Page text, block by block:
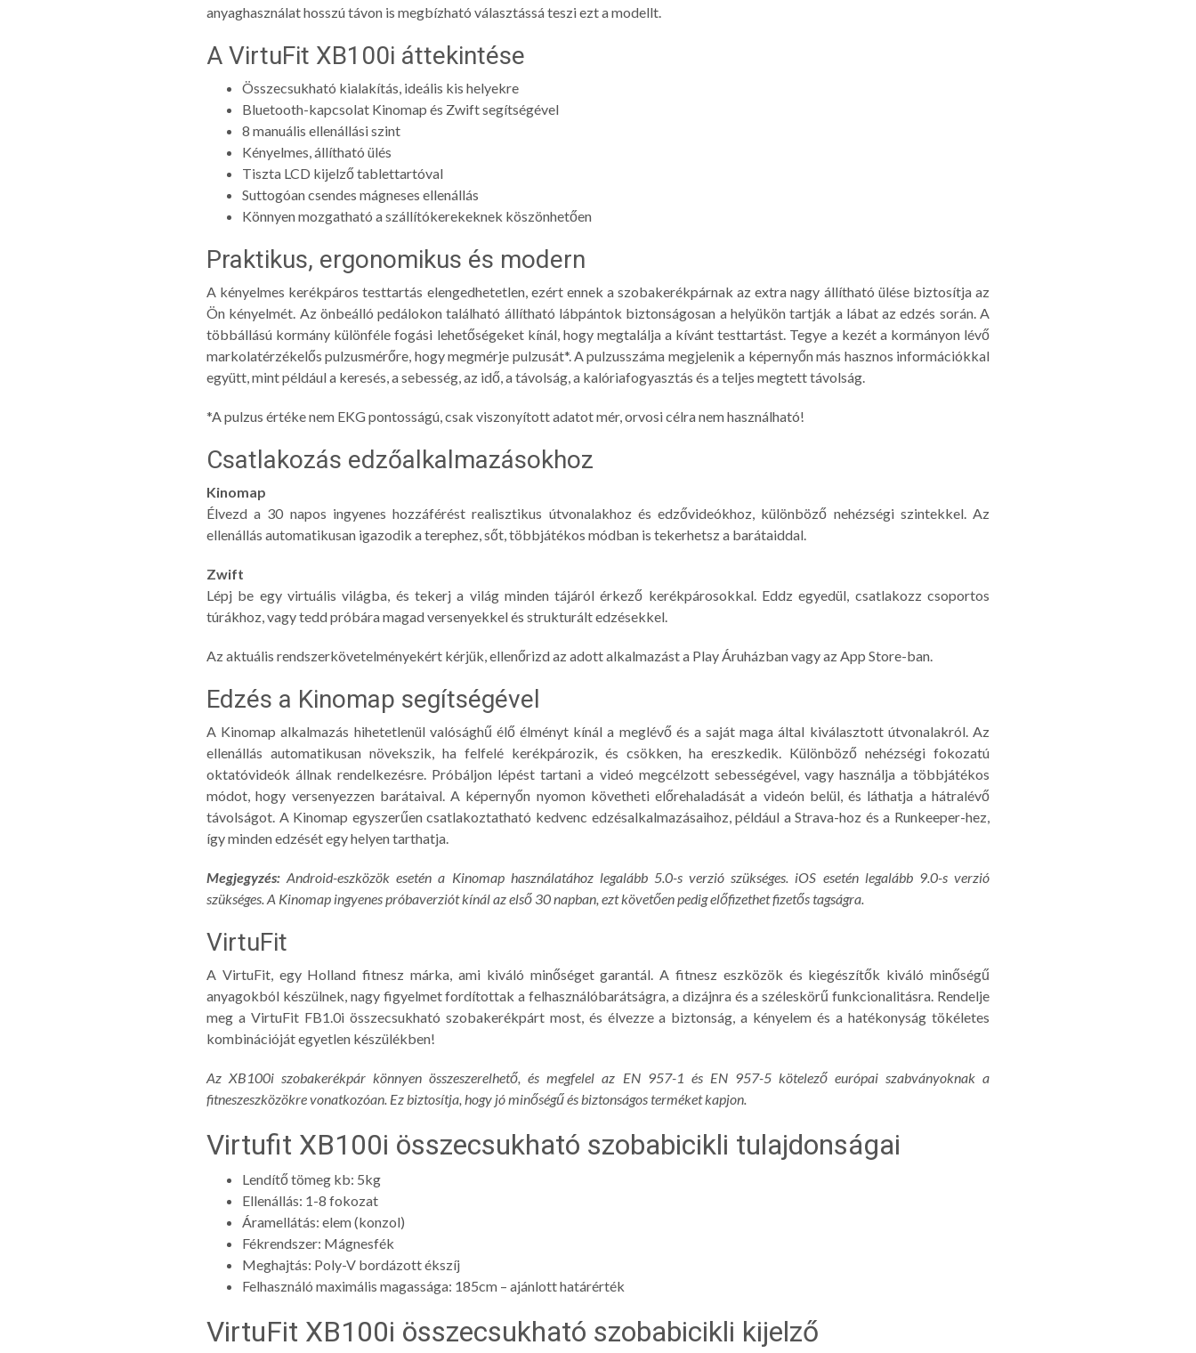
anyaghasználat hosszú távon is megbízható választássá teszi ezt a modellt.
A VirtuFit XB100i áttekintése
Összecsukható kialakítás, ideális kis helyekre
Bluetooth-kapcsolat Kinomap és Zwift segítségével
8 manuális ellenállási szint
Kényelmes, állítható ülés
Tiszta LCD kijelző tablettartóval
Suttogóan csendes mágneses ellenállás
Könnyen mozgatható a szállítókerekeknek köszönhetően
Praktikus, ergonomikus és modern
A kényelmes kerékpáros testtartás elengedhetetlen, ezért ennek a szobakerékpárnak az extra nagy állítható ülése biztosítja az
Ön kényelmét. Az önbeálló pedálokon található állítható lábpántok biztonságosan a helyükön tartják a lábat az edzés során. A
többállású kormány különféle fogási lehetőségeket kínál, hogy megtalálja a kívánt testtartást. Tegye a kezét a kormányon lévő
markolatérzékelős pulzusmérőre, hogy megmérje pulzusát*. A pulzusszáma megjelenik a képernyőn más hasznos információkkal
együtt, mint például a keresés, a sebesség, az idő, a távolság, a kalóriafogyasztás és a teljes megtett távolság.
*A pulzus értéke nem EKG pontosságú, csak viszonyított adatot mér, orvosi célra nem használható!
Csatlakozás edzőalkalmazásokhoz
Kinomap
Élvezd a 30 napos ingyenes hozzáférést realisztikus útvonalakhoz és edzővideókhoz, különböző nehézségi szintekkel. Az
ellenállás automatikusan igazodik a terephez, sőt, többjátékos módban is tekerhetsz a barátaiddal.
Zwift
Lépj be egy virtuális világba, és tekerj a világ minden tájáról érkező kerékpárosokkal. Eddz egyedül, csatlakozz csoportos
túrákhoz, vagy tedd próbára magad versenyekkel és strukturált edzésekkel.
Az aktuális rendszerkövetelményekért kérjük, ellenőrizd az adott alkalmazást a Play Áruházban vagy az App Store-ban.
Edzés a Kinomap segítségével
A Kinomap alkalmazás hihetetlenül valósághű élő élményt kínál a meglévő és a saját maga által kiválasztott útvonalakról. Az
ellenállás automatikusan növekszik, ha felfelé kerékpározik, és csökken, ha ereszkedik. Különböző nehézségi fokozatú
oktatóvideók állnak rendelkezésre. Próbáljon lépést tartani a videó megcélzott sebességével, vagy használja a többjátékos
módot, hogy versenyezzen barátaival. A képernyőn nyomon követheti előrehaladását a videón belül, és láthatja a hátralévő
távolságot. A Kinomap egyszerűen csatlakoztatható kedvenc edzésalkalmazásaihoz, például a Strava-hoz és a Runkeeper-hez,
így minden edzését egy helyen tarthatja.
Megjegyzés: Android-eszközök esetén a Kinomap használatához legalább 5.0-s verzió szükséges. iOS esetén legalább 9.0-s verzió
szükséges. A Kinomap ingyenes próbaverziót kínál az első 30 napban, ezt követően pedig előfizethet fizetős tagságra.
VirtuFit
A VirtuFit, egy Holland fitnesz márka, ami kiváló minőséget garantál. A fitnesz eszközök és kiegészítők kiváló minőségű
anyagokból készülnek, nagy figyelmet fordítottak a felhasználóbarátságra, a dizájnra és a széleskörű funkcionalitásra. Rendelje
meg a VirtuFit FB1.0i összecsukható szobakerékpárt most, és élvezze a biztonság, a kényelem és a hatékonyság tökéletes
kombinációját egyetlen készülékben!
Az XB100i szobakerékpár könnyen összeszerelhető, és megfelel az EN 957-1 és EN 957-5 kötelező európai szabványoknak a
fitneszeszközökre vonatkozóan. Ez biztosítja, hogy jó minőségű és biztonságos terméket kapjon.
Virtufit XB100i összecsukható szobabicikli tulajdonságai
Lendítő tömeg kb: 5kg
Ellenállás: 1-8 fokozat
Áramellátás: elem (konzol)
Fékrendszer: Mágnesfék
Meghajtás: Poly-V bordázott ékszíj
Felhasználó maximális magassága: 185cm – ajánlott határérték
VirtuFit XB100i összecsukható szobabicikli kijelző